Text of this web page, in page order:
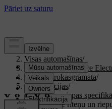
Atbalsts
Visas automašīnas/
XC40 Recharge Pure
Lietotāja rokasgrāmata/
Specifikācijas/
Riteņu un riepas
Apstiprinātie riteņu un